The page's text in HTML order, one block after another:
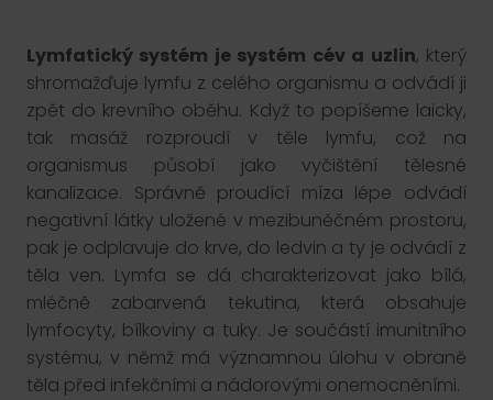
Lymfatický systém je systém cév a uzlin, který
shromažďuje lymfu z celého organismu a odvádí ji
zpět do krevního oběhu. Když to popíšeme laicky,
tak masáž rozproudí v těle lymfu, což na
organismus působí jako vyčištění tělesné
kanalizace. Správně proudící míza lépe odvádí
negativní látky uložené v mezibuněčném prostoru,
pak je odplavuje do krve, do ledvin a ty je odvádí z
těla ven. Lymfa se dá charakterizovat jako bílá,
mléčně zabarvená tekutina, která obsahuje
lymfocyty, bílkoviny a tuky. Je součástí imunitního
systému, v němž má významnou úlohu v obraně
těla před infekčními a nádorovými onemocněními.